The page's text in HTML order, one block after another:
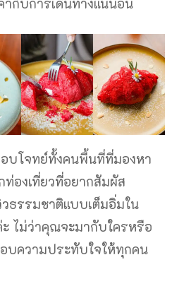
กับการเดินทางแน่นอน
บโจทย์ทั้งคนพื้นที่ที่มองหา
องเที่ยวที่อยากสัมผัส
ธรรมชาติแบบเต็มอิ่มใน
ไม่ว่าคุณจะมากับใครหรือ
บความประทับใจให้ทุกคน